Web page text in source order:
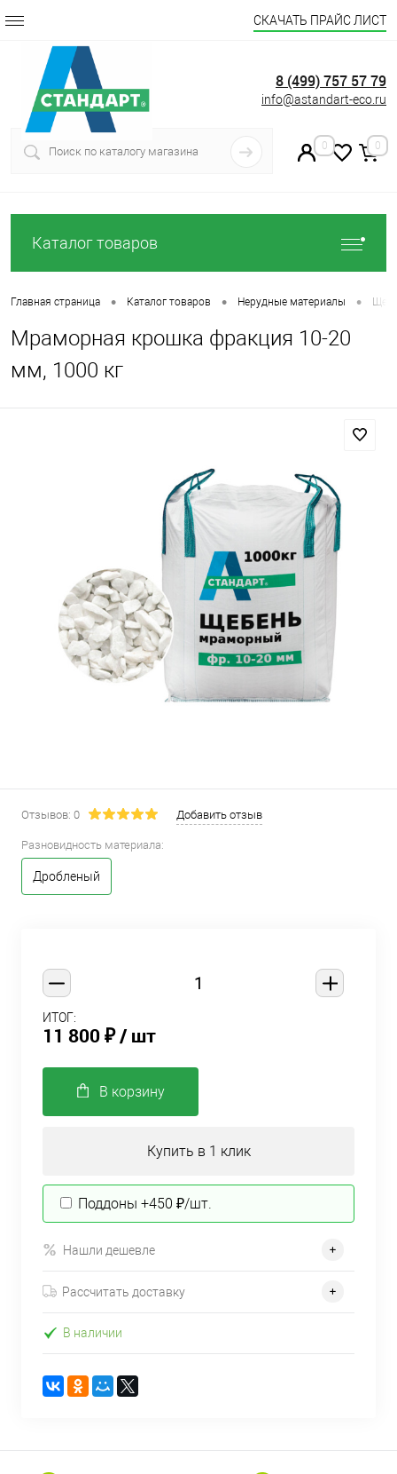
СКАЧАТЬ ПРАЙС ЛИСТ
8 (499) 757 57 79
info@astandart-eco.ru
0 0
Каталог товаров
Главная страница • Каталог товаров • Нерудные материалы •
Мраморная крошка фракция 10-20
мм, 1000 кг
Отзывов: 0 Добавить отзыв
Разновидность материала:
Дробленый
ИТОГ:
11 800 ₽/ шт
В корзину
Купить в 1 клик
Поддоны +450 ₽/шт.
Нашли дешевле
Рассчитать доставку
В наличии